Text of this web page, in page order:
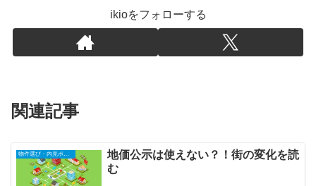
ikioをフォローする
関連記事
地価公示は使えない？！街の変化を読
む